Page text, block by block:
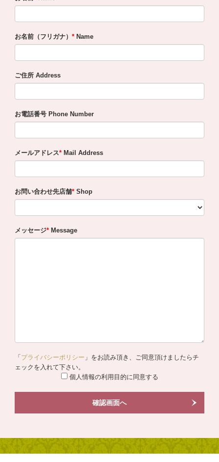
お名前（フリガナ） Name
ご住所 Address
お電話番号 Phone Number
メールアドレス Mail Address
お問い合わせ先店舗 Shop
メッセージ Message
「 プライバシーポリシー 」をお読み頂き、ご同意頂けましたらチ
ェックを入れて下さい。
個人情報の利用目的に同意する
確認画面へ